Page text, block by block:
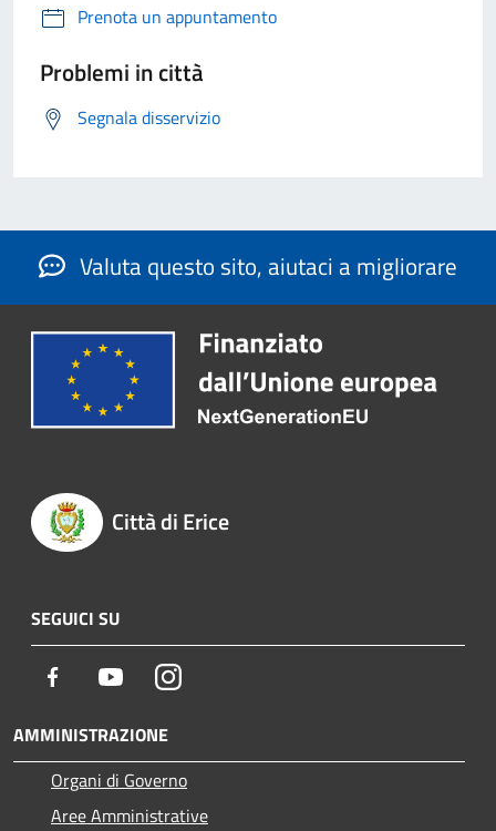
Prenota un appuntamento
Problemi in città
Segnala disservizio
Valuta questo sito, aiutaci a migliorare
Città di Erice
SEGUICI SU
Facebook YoutubeInstagram
AMMINISTRAZIONE
Organi di Governo
Aree Amministrative